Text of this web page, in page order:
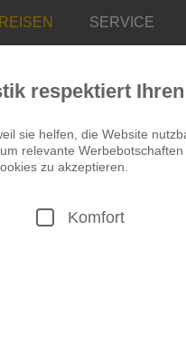
REISEN SERVICE
respektiert
sie helfen, die Website
relevante
zu akzeptieren.
Komfort